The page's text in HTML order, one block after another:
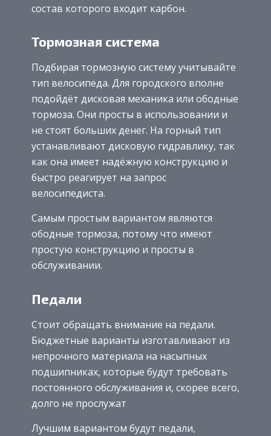
состав которого входит карбон.
Тормозная система
Подбирая тормозную систему учитывайте
тип велосипеда. Для городского вполне
подойдёт дисковая механика или ободные
тормоза. Они просты в использовании и
не стоят больших денег. На горный тип
устанавливают дисковую гидравлику, так
как она имеет надёжную конструкцию и
быстро реагирует на запрос
велосипедиста.
Самым простым вариантом являются
ободные тормоза, потому что имеют
простую конструкцию и просты в
обслуживании.
Педали
Стоит обращать внимание на педали.
Бюджетные варианты изготавливают из
непрочного материала на насыпных
подшипниках, которые будут требовать
постоянного обслуживания и, скорее всего,
долго не прослужат
Лучшим вариантом будут педали,